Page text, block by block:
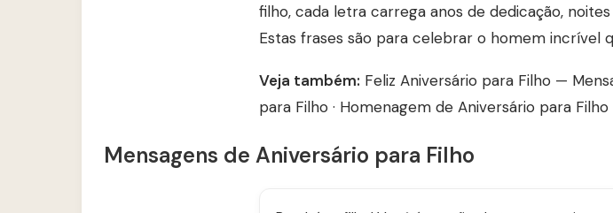
filho, cada letra carrega anos de dedicação,
Estas frases são para celebrar o homem incrível
Veja também: Feliz Aniversário para Filho —
para Filho · Homenagem de Aniversário para Filho
Mensagens de Aniversário para Filho